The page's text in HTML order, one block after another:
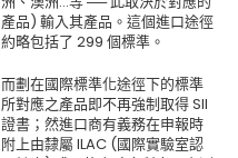
產品) 輸入其產品。這個進口途徑
約略包括了 299 個標準。
而劃在國際標準化途徑下的標準
所對應之產品即不再強制取得 SII
證書；然進口商有義務在申報時
附上由隸屬 ILAC (國際實驗室認